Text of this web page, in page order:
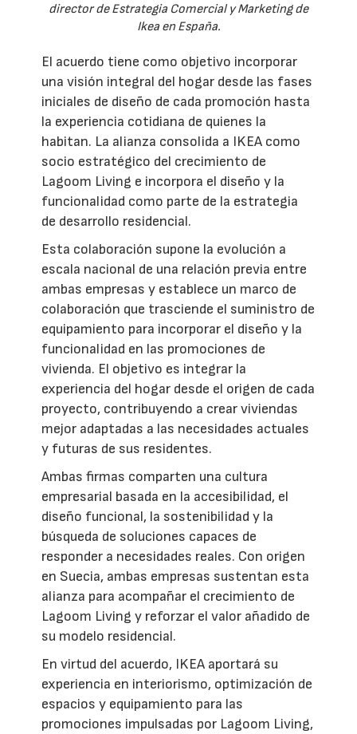
director de Estrategia Comercial y Marketing de
Ikea en España.
El acuerdo tiene como objetivo incorporar
una visión integral del hogar desde las fases
iniciales de diseño de cada promoción hasta
la experiencia cotidiana de quienes la
habitan. La alianza consolida a IKEA como
socio estratégico del crecimiento de
Lagoom Living e incorpora el diseño y la
funcionalidad como parte de la estrategia
de desarrollo residencial.
Esta colaboración supone la evolución a
escala nacional de una relación previa entre
ambas empresas y establece un marco de
colaboración que trasciende el suministro de
equipamiento para incorporar el diseño y la
funcionalidad en las promociones de
vivienda. El objetivo es integrar la
experiencia del hogar desde el origen de cada
proyecto, contribuyendo a crear viviendas
mejor adaptadas a las necesidades actuales
y futuras de sus residentes.
Ambas firmas comparten una cultura
empresarial basada en la accesibilidad, el
diseño funcional, la sostenibilidad y la
búsqueda de soluciones capaces de
responder a necesidades reales. Con origen
en Suecia, ambas empresas sustentan esta
alianza para acompañar el crecimiento de
Lagoom Living y reforzar el valor añadido de
su modelo residencial.
En virtud del acuerdo, IKEA aportará su
experiencia en interiorismo, optimización de
espacios y equipamiento para las
promociones impulsadas por Lagoom Living,